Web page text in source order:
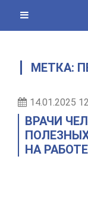
content
МЕТКА:
14.01.2025
ВРАЧИ
НА РАБОТЕ